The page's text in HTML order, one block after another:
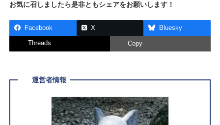
お気に召しましたら是非ともシェアをお願いします！
Facebook X Bluesky
Threads Copy
運営者情報